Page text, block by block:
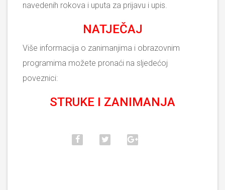
navedenih rokova i uputa za prijavu i upis.
NATJEČAJ
Više informacija o zanimanjima i obrazovnim
programima možete pronaći na sljedećoj
poveznici:
STRUKE I ZANIMANJA